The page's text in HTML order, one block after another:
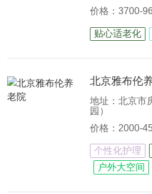
价格：3700-
贴心适老化
北京雅布伦
地址：北京市
园）
价格：2000-
个性化护理
户外大空间